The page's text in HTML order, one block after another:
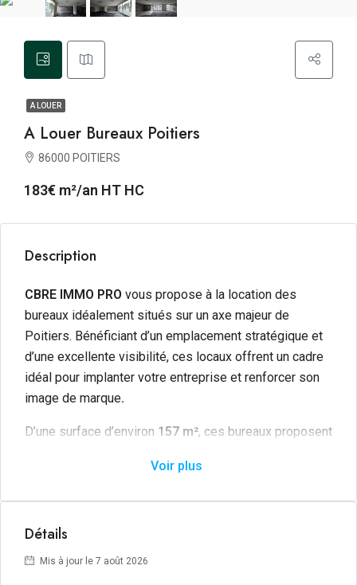
A LOUER
A Louer Bureaux Poitiers
86000 POITIERS
183€ m²/an HT HC
Description
CBRE IMMO PRO vous propose à la location des
bureaux idéalement situés sur un axe majeur de
Poitiers. Bénéficiant d’un emplacement stratégique et
d’une excellente visibilité, ces locaux offrent un cadre
idéal pour implanter votre entreprise et renforcer son
image de marque.
D’une surface d’environ 157 m², ces bureaux proposent
d’aménager des bureaux cloisonnés, un open space,
Voir plus
Détails
Mis à jour le 7 août 2026